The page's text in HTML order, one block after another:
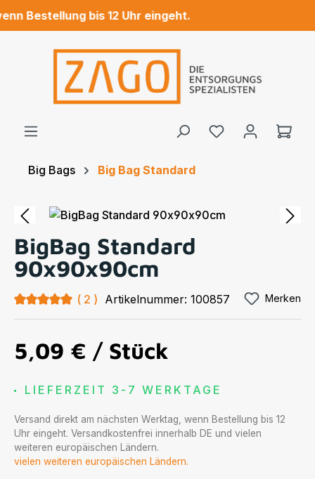
Zum Hauptinhalt springen
Bestellung bis 12 Uhr eingeht.
Big Bags Big Bag Standard
Bildergalerie überspringen
BigBag Standard
90x90x90cm
Durchschnittliche Bewertung von 5 von 5 Sternen
2 Artikelnummer: 100857 Merken
5,09 € / Stück
LIEFERZEIT 3-7 WERKTAGE
Versand direkt am nächsten Werktag, wenn Bestellung bis 12
Uhr eingeht. Versandkostenfrei innerhalb DE und vielen
weiteren europäischen Ländern.
vielen weiteren europäischen Ländern.